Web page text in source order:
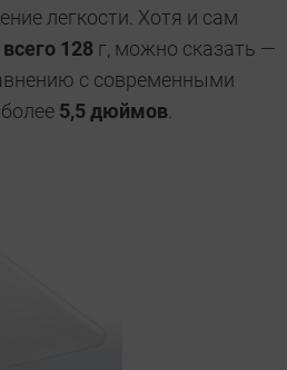
легкости. Хотя и сам
всего 128 г, можно сказать —
с современными
5,5 дюймов.